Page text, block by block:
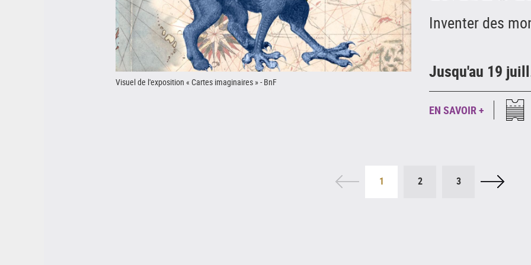
Visuel de l'exposition « Cartes imaginaires » - BnF
Inventer des
Jusqu'au 19
EN SAVOIR +
1 2 3